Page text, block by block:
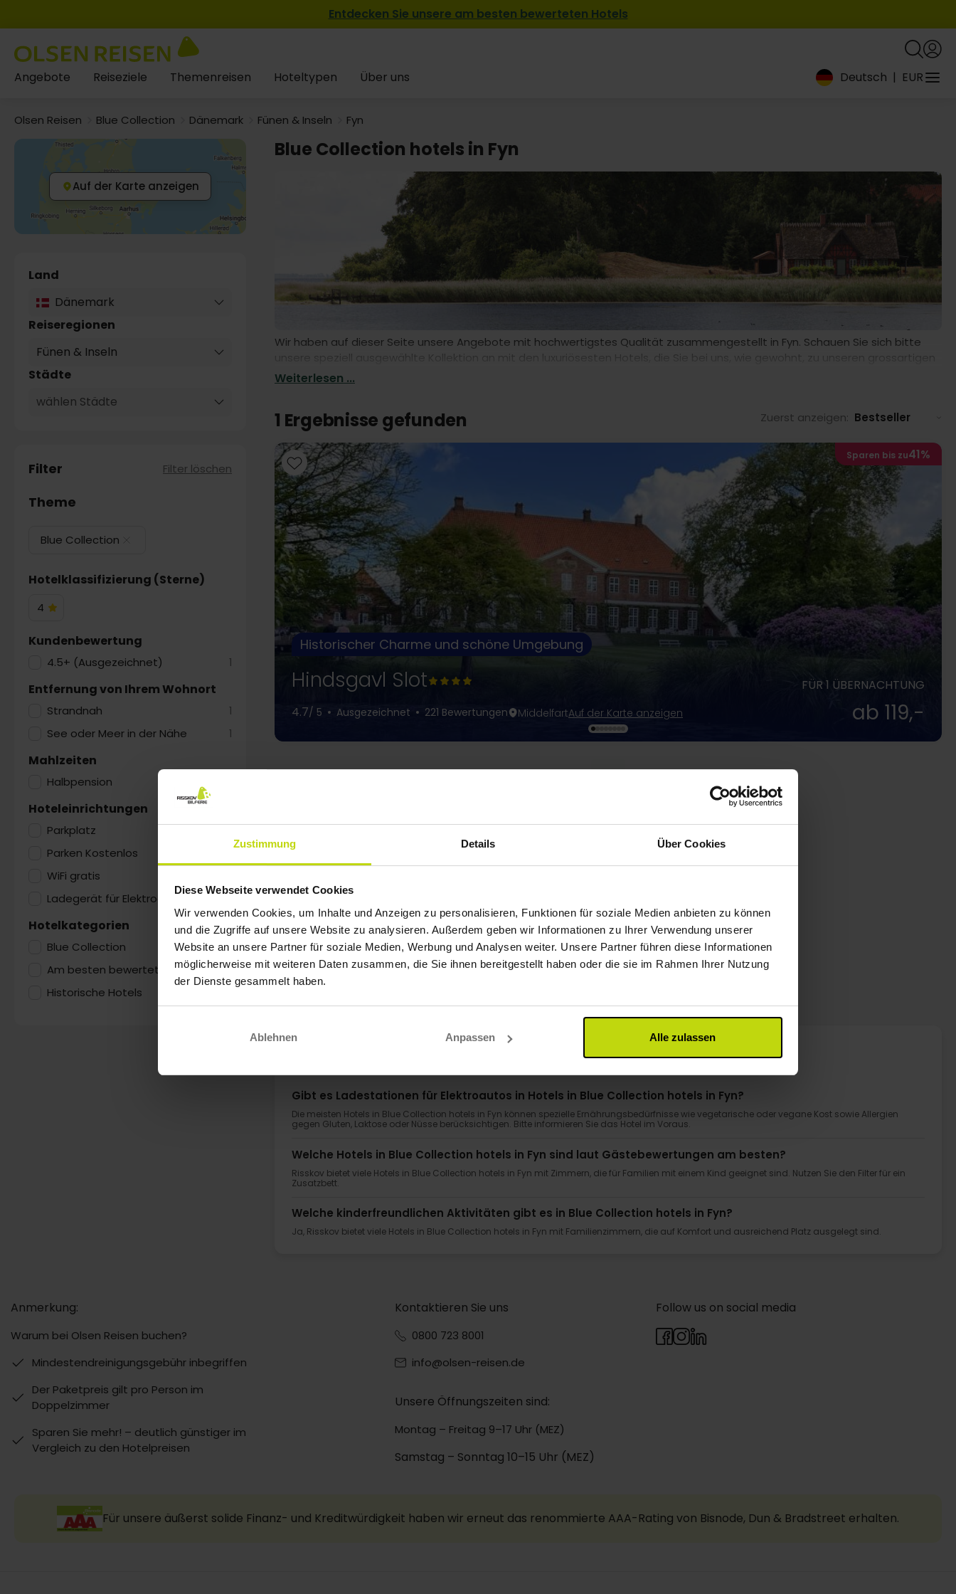
Zustimmung Details Über Cookies
Diese Webseite verwendet Cookies
Wir verwenden Cookies, um Inhalte und Anzeigen zu personalisieren, Funktionen für soziale Medien anbieten zu können
und die Zugriffe auf unsere Website zu analysieren. Außerdem geben wir Informationen zu Ihrer Verwendung unserer
Website an unsere Partner für soziale Medien, Werbung und Analysen weiter. Unsere Partner führen diese Informationen
möglicherweise mit weiteren Daten zusammen, die Sie ihnen bereitgestellt haben oder die sie im Rahmen Ihrer Nutzung
der Dienste gesammelt haben.
Ablehnen Anpassen Alle zulassen
Entdecken Sie unsere am besten bewerteten Hotels
Angebote Reiseziele Themenreisen Hoteltypen Über uns Deutsch | EUR
Olsen Reisen Blue Collection Dänemark Fünen & Inseln Fyn
Auf der Karte anzeigen
Land
Dänemark
Reiseregionen
Fünen & Inseln
Städte
wählen Städte
Filter Filter löschen
Theme
Blue Collection
Hotelklassifizierung (Sterne)
4
4
Kundenbewertung
4.5+ (Ausgezeichnet) 1
Entfernung von Ihrem Wohnort
Strandnah 1
See oder Meer in der Nähe 1
Mahlzeiten
Halbpension
Hoteleinrichtungen
Parkplatz
Parken Kostenlos
WiFi gratis
Ladegerät für Elektroautos
Hotelkategorien
Blue Collection
Am besten bewertet 1
Historische Hotels
Blue Collection hotels in Fyn
Wir haben auf dieser Seite unsere Angebote mit hochwertigstes Qualität zusammengestellt in Fyn. Schauen Sie sich bitte
unsere speziell ausgewählte Kollektion an mit den luxuriösesten Hotels, die Sie bei uns, wie gewohnt, zu unseren grossartigen
Olsen Reisen Preisen buchen können. "Blue Collection" steht für Luxus, Komfort und garantierte Zufriedenheit.
Weiterlesen ...
1 Ergebnisse gefunden Zuerst anzeigen: Bestseller
Sparen bis zu41%
Historischer Charme und schöne Umgebung
Hindsgavl Slot
4.7/ 5 Ausgezeichnet 221 Bewertungen MiddelfartAuf der Karte anzeigen
FÜR 1 ÜBERNACHTUNG
ab 119,-
Gibt es Ladestationen für Elektroautos in Hotels in Blue Collection hotels in Fyn?
Die meisten Hotels in Blue Collection hotels in Fyn können spezielle Ernährungsbedürfnisse wie vegetarische oder vegane Kost sowie Allergien
gegen Gluten, Laktose oder Nüsse berücksichtigen. Bitte informieren Sie das Hotel im Voraus.
Welche Hotels in Blue Collection hotels in Fyn sind laut Gästebewertungen am besten?
Risskov bietet viele Hotels in Blue Collection hotels in Fyn mit Zimmern, die für Familien mit einem Kind geeignet sind. Nutzen Sie den Filter für ein
Zusatzbett.
Welche kinderfreundlichen Aktivitäten gibt es in Blue Collection hotels in Fyn?
Ja, Risskov bietet viele Hotels in Blue Collection hotels in Fyn mit Familienzimmern, die auf Komfort und ausreichend Platz ausgelegt sind.
Anmerkung:
Warum bei Olsen Reisen buchen?
Mindestendreinigungsgebühr inbegriffen
Der Paketpreis gilt pro Person im
Doppelzimmer
Sparen Sie mehr! – deutlich günstiger im
Vergleich zu den Hotelpreisen
Kontaktieren Sie uns
0800 723 8001
info@olsen-reisen.de
Unsere Öffnungszeiten sind:
Montag – Freitag 9–17 Uhr (MEZ)
Samstag – Sonntag 10–15 Uhr (MEZ)
Follow us on social media
Für unsere äußerst solide Finanz- und Kreditwürdigkeit haben wir erneut das renommierte AAA-Rating von Bisnode, Dun & Bradstreet erhalten.